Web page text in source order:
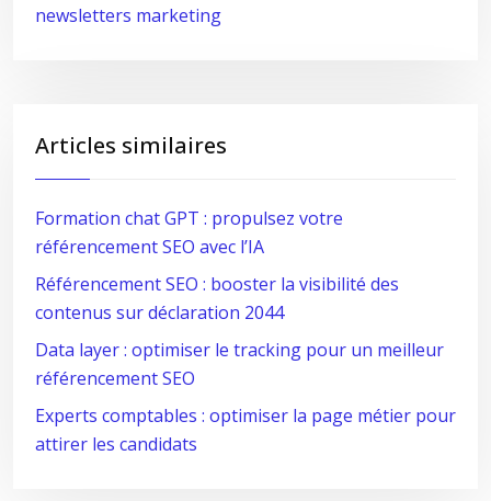
newsletters marketing
Articles similaires
Formation chat GPT : propulsez votre
référencement SEO avec l’IA
Référencement SEO : booster la visibilité des
contenus sur déclaration 2044
Data layer : optimiser le tracking pour un meilleur
référencement SEO
Experts comptables : optimiser la page métier pour
attirer les candidats